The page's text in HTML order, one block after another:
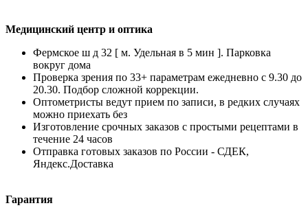
Медицинский центр и оптика
Фермское ш д 32 [ м. Удельная в 5 мин ]. Парковка
вокруг дома
Проверка зрения по 33+ параметрам ежедневно с 9.30 до
20.30. Подбор сложной коррекции.
Оптометристы ведут прием по записи, в редких случаях
можно приехать без
Изготовление срочных заказов с простыми рецептами в
течение 24 часов
Отправка готовых заказов по России - СДЕК,
Яндекс.Доставка
Гарантия